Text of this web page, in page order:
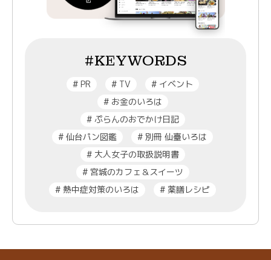
#KEYWORDS
#PR #TV #イベント
#お金のいろは
#ぷらんのおでかけ日記
# 仙台パン図鑑 # 別冊 仙臺いろは
#大人女子の取扱説明書
#宮城のカフェ＆スイーツ
# 熱中症対策のいろは # 薬膳レシピ